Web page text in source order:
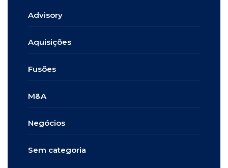
Advisory
Aquisições
Fusões
M&A
Negócios
Sem categoria